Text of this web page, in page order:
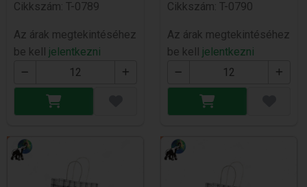
Cikkszám: T-0789
Az árak megtekintéséhez
be kell jelentkezni
Cikkszám: T-0790
Az árak megtekintéséhez
be kell jelentkezni